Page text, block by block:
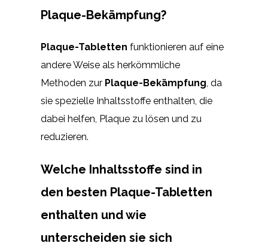
Plaque-Bekämpfung?
Plaque-Tabletten funktionieren auf eine
andere Weise als herkömmliche
Methoden zur Plaque-Bekämpfung, da
sie spezielle Inhaltsstoffe enthalten, die
dabei helfen, Plaque zu lösen und zu
reduzieren.
Welche Inhaltsstoffe sind in
den besten Plaque-Tabletten
enthalten und wie
unterscheiden sie sich